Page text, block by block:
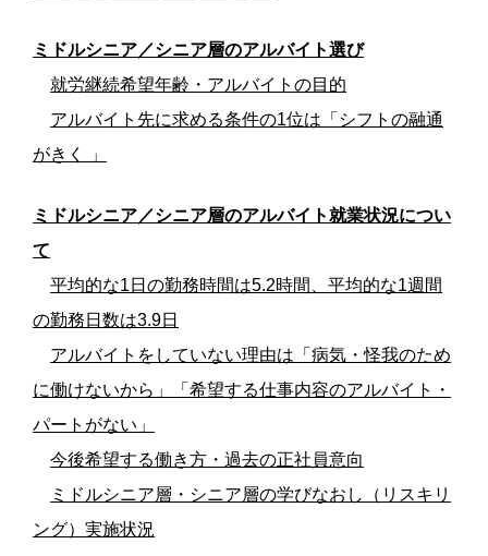
ミドルシニア／シニア層のアルバイト選び
就労継続希望年齢・アルバイトの目的
アルバイト先に求める条件の1位は「シフトの融通
がきく 」
ミドルシニア／シニア層のアルバイト就業状況につい
て
平均的な1日の勤務時間は5.2時間、平均的な1週間
の勤務日数は3.9日
アルバイトをしていない理由は「病気・怪我のため
に働けないから」「希望する仕事内容のアルバイト・
パートがない」
今後希望する働き方・過去の正社員意向
ミドルシニア層・シニア層の学びなおし（リスキリ
ング）実施状況